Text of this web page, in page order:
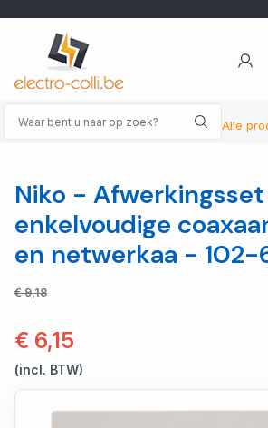
Alle
Niko -
enkelvoudige
en netwerkaa - 102-
€ 9,18
€ 6,15
(incl. BTW)